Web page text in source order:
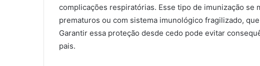
complicações respiratórias. Esse tipo de imunização se
prematuros ou com sistema imunológico fragilizado,
Garantir essa proteção desde cedo pode evitar
pais.